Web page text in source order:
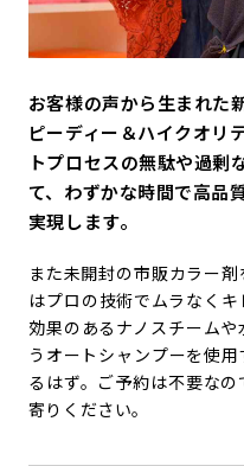
お客様の声から生まれた
ピーディー＆ハイクオリ
トプロセスの無駄や過剰
て、わずかな時間で高品
実現します。
また未開封の市販カラー
はプロの技術でムラなく
効果のあるナノスチーム
うオートシャンプーを使
るはず。ご予約は不要な
寄りください。